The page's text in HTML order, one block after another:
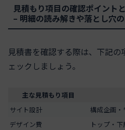
見積もり項目の確認ポイント
– 明細の読み解きや落とし穴
見積書を確認する際は、下記
ェックしましょう。
主な見積もり項目
サイト設計
構成企画・
デザイン費
トップ・